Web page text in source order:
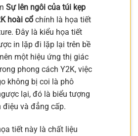
Sự lên ngôi của túi kẹp
hoài cổchính là họa tiết
Đây là kiểu họa tiết
in lặp đi lặp lại trên bề
một hiệu ứng thị giác
phong cách Y2K, việc
không bị coi là phô
lại, đó là biểu tượng
điệu và đẳng cấp.
tiết này là chất liệu